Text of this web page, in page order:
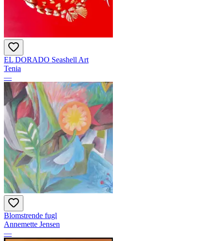
EL DORADO Seashell Art
Tenia
—
Blomstrende fugl
Annemette Jensen
—